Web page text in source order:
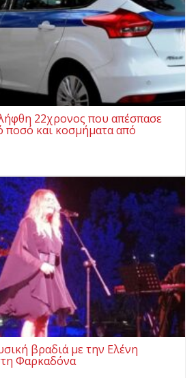
22χρονος που απέσπασε
ποσό και κοσμήματα από
βραδιά με την Ελένη
Φαρκαδόνα